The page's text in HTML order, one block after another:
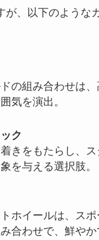
が、以下のような
の組み合わせは
気を演出。
ク
きをもたらし、
を与える選択肢。
ホイールは、スポ
合わせで、鮮や